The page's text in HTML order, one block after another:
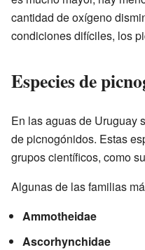
cantidad de oxígeno
condiciones difíciles, los
Especies de
En las aguas de Uruguay
de picnogónidos. Estas
grupos científicos, como
Algunas de las familias
Ammotheidae
Ascorhynchidae